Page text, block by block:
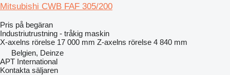
Mitsubishi CWB FAF 305/200
Pris på begäran
Industriutrustning - tråkig maskin
X-axelns rörelse 17 000 mm Z-axelns rörelse 4 840 mm
Belgien, Deinze
APT International
Kontakta säljaren